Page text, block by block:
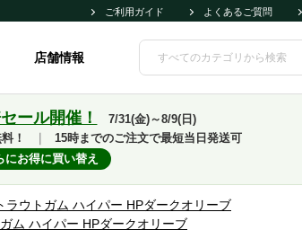
ご利用ガイド よくあるご質問
店舗情報
ール開催！
7/31(金)～8/9(日)
！
15時までのご注文で最短当日発送可
にお得に買い替え
ラウトガム ハイパー HPダークオリーブ
ム ハイパー HPダークオリーブ